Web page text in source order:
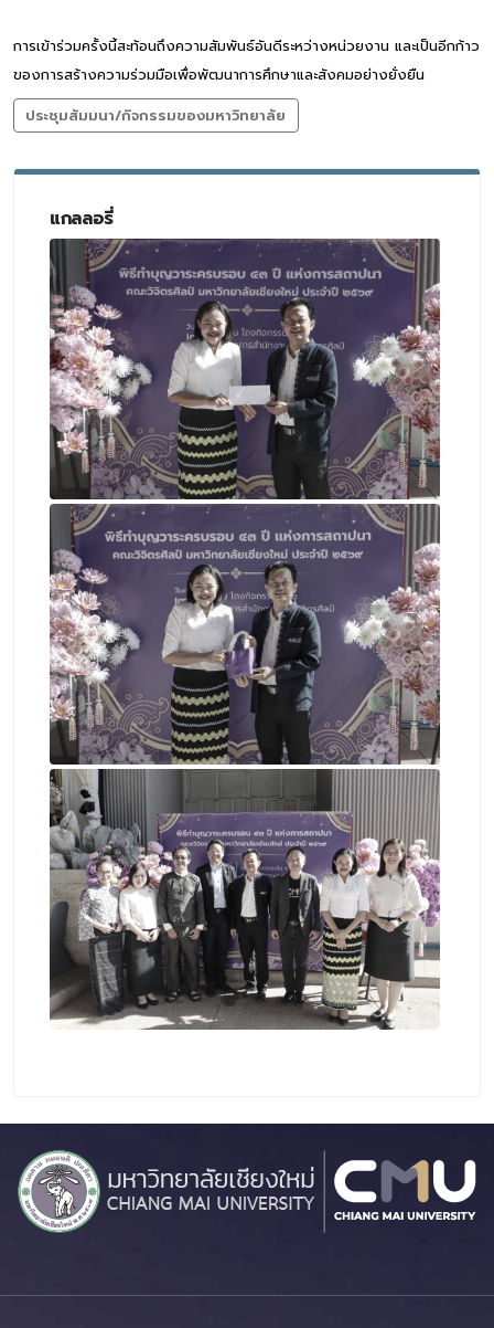
การเข้าร่วมครั้งนี้สะท้อนถึงความสัมพันธ์อันดีระหว่างหน่วยงาน และเป็นอีกก้าว
ของการสร้างความร่วมมือเพื่อพัฒนาการศึกษาและสังคมอย่างยั่งยืน
ประชุมสัมมนา/กิจกรรมของมหาวิทยาลัย
แกลลอรี่